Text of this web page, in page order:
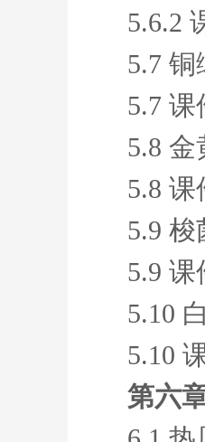
5.6.2
5.7
5.7 课
5.8
5.8 课
5.9
5.9 课
5.10
5.10
第六